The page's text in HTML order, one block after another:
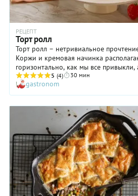
РЕЦЕПТ
Торт ролл
Торт ролл – нетривиальное
Коржи и кремовая начинка
горизонтально, как мы все привыкли,
делает этот торт гораздо интереснее,
вкус! Приготовить такой необычный
легко. Повозиться придется только с
корж рулетом. Но благодаря нашему
вас все получится! Посмотрите на
5 (4) 30 мин
gastronom